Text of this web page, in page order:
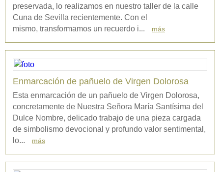
preservada, lo realizamos en nuestro taller de la calle
Cuna de Sevilla recientemente. Con el
mismo, transformamos un recuerdo i...
más
Enmarcación de pañuelo de Virgen Dolorosa
Esta enmarcación de un pañuelo de Virgen Dolorosa,
concretamente de Nuestra Señora María Santísima del
Dulce Nombre, delicado trabajo de una pieza cargada
de simbolismo devocional y profundo valor sentimental,
lo...
más